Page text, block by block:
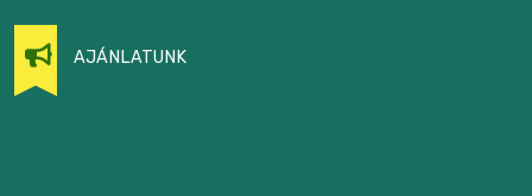
AJÁNLATUNK